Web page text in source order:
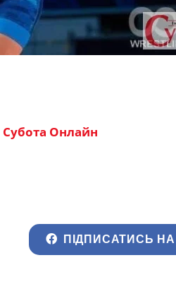
Субота Онлайн
ПІДПИСАТИСЬ НА